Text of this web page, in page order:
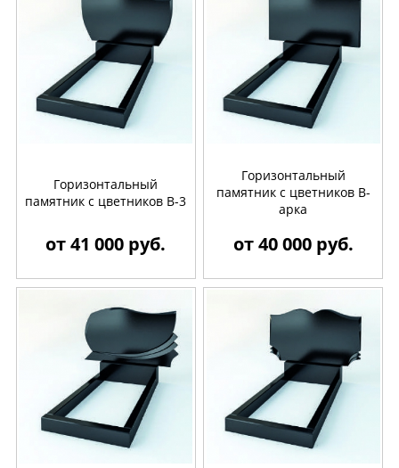
Горизонтальный
памятник с цветников B-3
от 41 000 руб.
Горизонтальный
памятник с цветников B-
арка
от 40 000 руб.